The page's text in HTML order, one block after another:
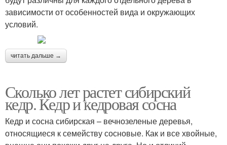
зависимости от особенностей вида и окружающих
условий.
читать дальше →
Сколько лет растет сибирский
кедр. Кедр и кедровая сосна
Кедр и сосна сибирская – вечнозеленые деревья,
относящиеся к семейству сосновые. Как и все хвойные,